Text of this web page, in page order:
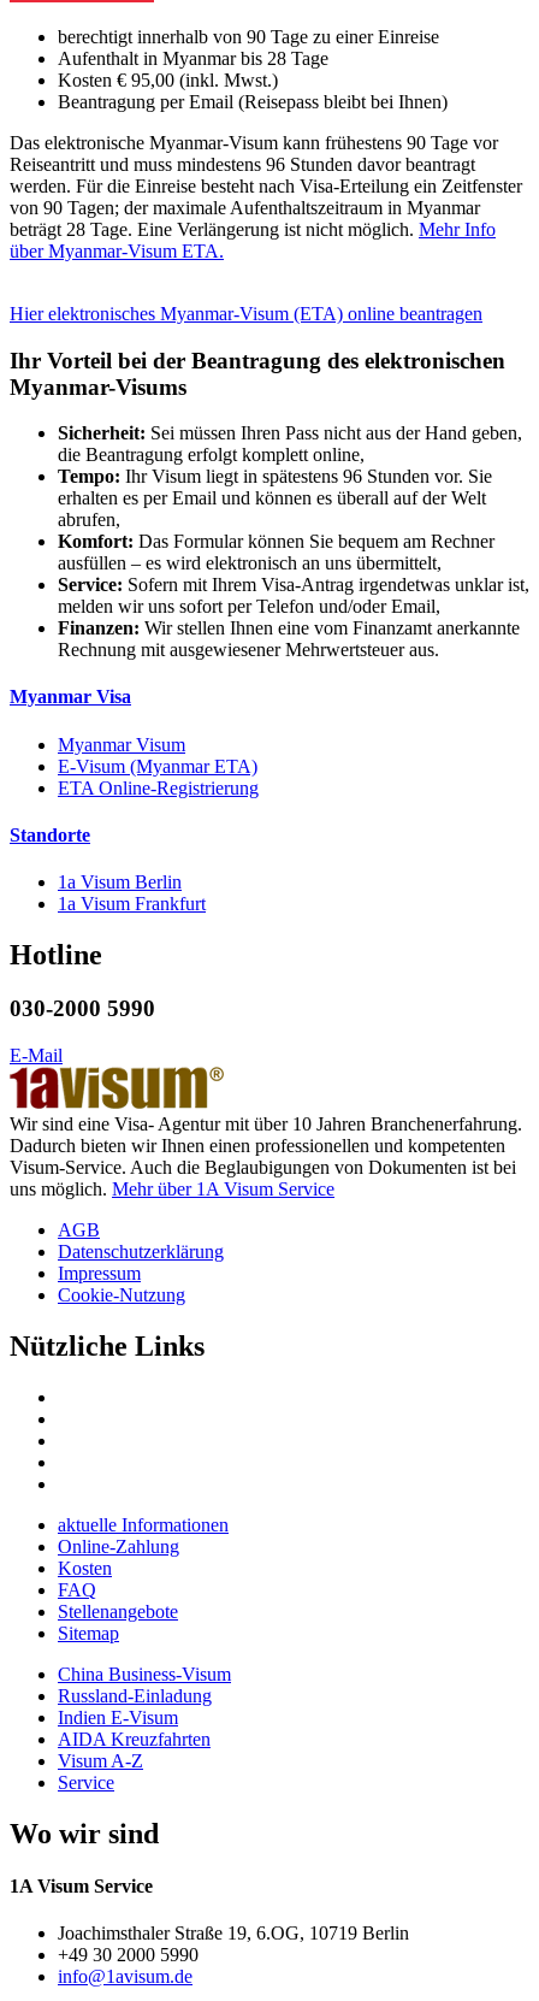
berechtigt innerhalb von 90 Tage zu einer Einreise
Aufenthalt in Myanmar bis 28 Tage
Kosten € 95,00 (inkl. Mwst.)
Beantragung per Email (Reisepass bleibt bei Ihnen)
Das elektronische Myanmar-Visum kann frühestens 90 Tage vor
Reiseantritt und muss mindestens 96 Stunden davor beantragt
werden. Für die Einreise besteht nach Visa-Erteilung ein Zeitfenster
von 90 Tagen; der maximale Aufenthaltszeitraum in Myanmar
beträgt 28 Tage. Eine Verlängerung ist nicht möglich. Mehr Info
über Myanmar-Visum ETA.
Hier elektronisches Myanmar-Visum (ETA) online beantragen
Ihr Vorteil bei der Beantragung des elektronischen
Myanmar-Visums
Sicherheit: Sei müssen Ihren Pass nicht aus der Hand geben,
die Beantragung erfolgt komplett online,
Tempo: Ihr Visum liegt in spätestens 96 Stunden vor. Sie
erhalten es per Email und können es überall auf der Welt
abrufen,
Komfort: Das Formular können Sie bequem am Rechner
ausfüllen – es wird elektronisch an uns übermittelt,
Service: Sofern mit Ihrem Visa-Antrag irgendetwas unklar ist,
melden wir uns sofort per Telefon und/oder Email,
Finanzen: Wir stellen Ihnen eine vom Finanzamt anerkannte
Rechnung mit ausgewiesener Mehrwertsteuer aus.
Myanmar Visa
Myanmar Visum
E-Visum (Myanmar ETA)
ETA Online-Registrierung
Standorte
1a Visum Berlin
1a Visum Frankfurt
Hotline
030-2000 5990
E-Mail
Wir sind eine Visa- Agentur mit über 10 Jahren Branchenerfahrung.
Dadurch bieten wir Ihnen einen professionellen und kompetenten
Visum-Service. Auch die Beglaubigungen von Dokumenten ist bei
uns möglich. Mehr über 1A Visum Service
AGB
Datenschutzerklärung
Impressum
Cookie-Nutzung
Nützliche Links
aktuelle Informationen
Online-Zahlung
Kosten
FAQ
Stellenangebote
Sitemap
China Business-Visum
Russland-Einladung
Indien E-Visum
AIDA Kreuzfahrten
Visum A-Z
Service
Wo wir sind
1A Visum Service
Joachimsthaler Straße 19, 6.OG, 10719 Berlin
+49 30 2000 5990
info@1avisum.de